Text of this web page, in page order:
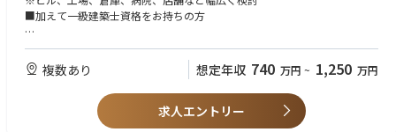
■物件規模：1000平米～数万平米（中小規模～大規模まで幅広くございま
す）
・請負物件：自社設計施工物件80％以上
・分譲物件：自社企画・ボリュームチェックを行います（基本設計以降は
設計事務所やゼネコンに依頼しPJを統括いただきます）
・BIM：Revit CAD：AutoCAD 動画ソフト：ルミオン ※基本的にはBI
■加えて一級建築士資格をお持ちの方
【歓迎要件】
■BIM（Revit）、またはAuto CAD使用経験
複数あり 想定年収 740 万円 ~ 1,250 万円
求人エントリー